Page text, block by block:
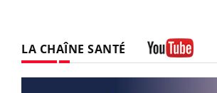
LA CHAÎNE SANTÉ